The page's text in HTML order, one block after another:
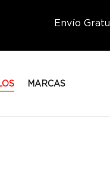
Envío
MARCAS